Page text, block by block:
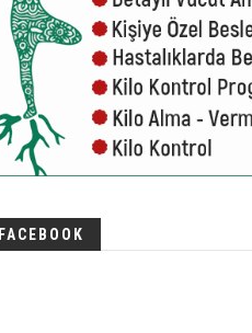
FACEBOOK